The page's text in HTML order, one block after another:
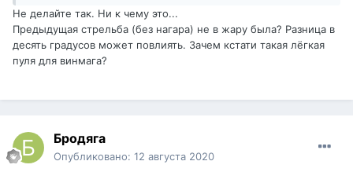
Не делайте так. Ни к чему это...
Предыдущая стрельба (без нагара) не в жару была? Разница в
десять градусов может повлиять. Зачем кстати такая лёгкая
пуля для винмага?
Бродяга
Опубликовано: 12 августа 2020